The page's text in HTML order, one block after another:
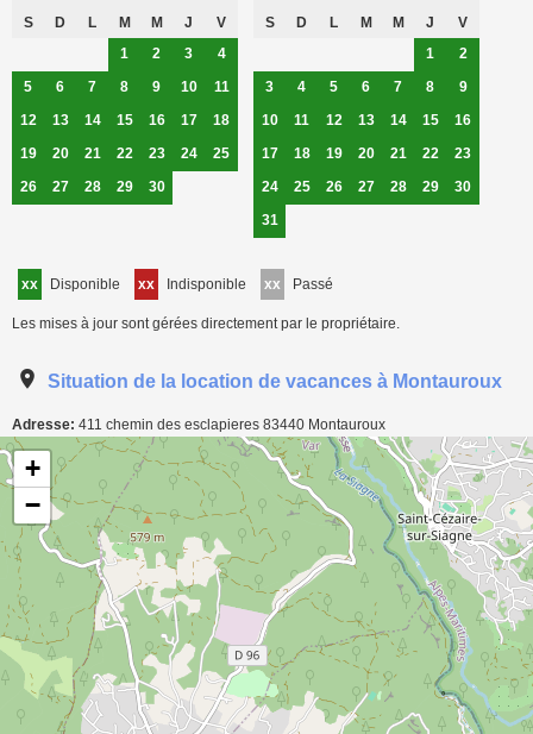
S D L M M J
V
1
2 3
4
5
6 7 8 9 10
11
12
13 14 15 16 17
18
19
20 21 22 23 24
25
26
27 28 29 30
S D L M M J
V
1
2
3
4 5 6 7 8
9
10
11 12 13 14 15
16
17
18 19 20 21 22
23
24
25 26 27 28 29
30
31
xx Disponible xx Indisponible xx Passé
Les mises à jour sont gérées directement par le propriétaire.
Situation de la location de vacances à Montauroux
Adresse: 411 chemin des esclapieres 83440 Montauroux
Carte de localisation de l'annonce: T2 dans villa pour 5 personnes à Montauroux
+
−